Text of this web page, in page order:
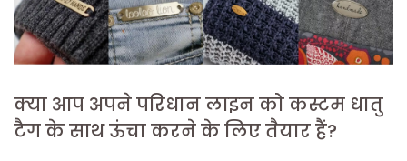
क्या आप अपने परिधान लाइन को कस्टम धातु
टैग के साथ ऊंचा करने के लिए तैयार हैं?